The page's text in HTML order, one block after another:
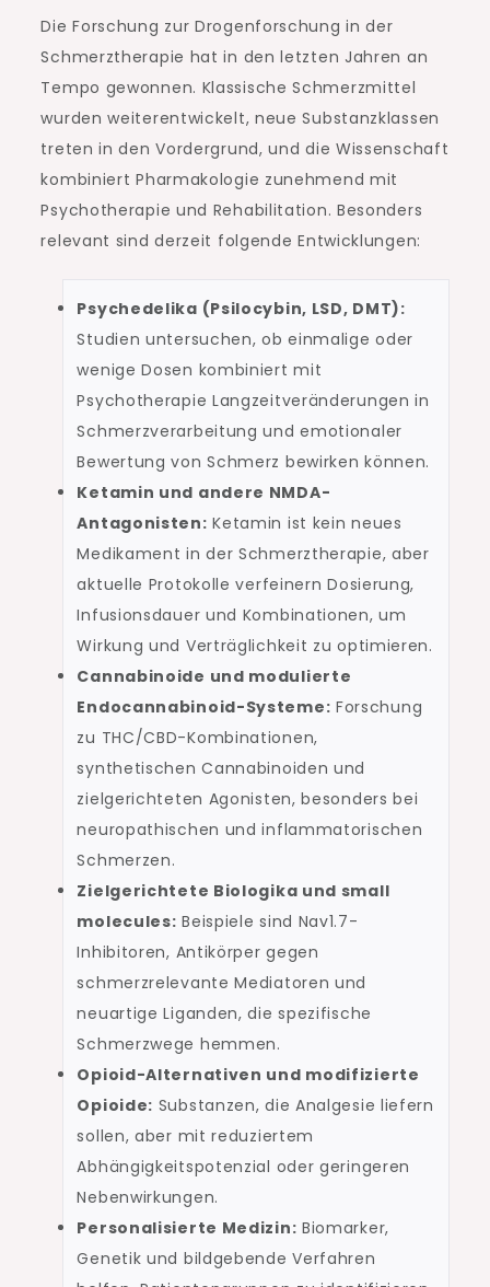
Die Forschung zur Drogenforschung in der
Schmerztherapie hat in den letzten Jahren an
Tempo gewonnen. Klassische Schmerzmittel
wurden weiterentwickelt, neue Substanzklassen
treten in den Vordergrund, und die Wissenschaft
kombiniert Pharmakologie zunehmend mit
Psychotherapie und Rehabilitation. Besonders
relevant sind derzeit folgende Entwicklungen:
Psychedelika (Psilocybin, LSD, DMT):
Studien untersuchen, ob einmalige oder
wenige Dosen kombiniert mit
Psychotherapie Langzeitveränderungen in
Schmerzverarbeitung und emotionaler
Bewertung von Schmerz bewirken können.
Ketamin und andere NMDA-
Antagonisten: Ketamin ist kein neues
Medikament in der Schmerztherapie, aber
aktuelle Protokolle verfeinern Dosierung,
Infusionsdauer und Kombinationen, um
Wirkung und Verträglichkeit zu optimieren.
Cannabinoide und modulierte
Endocannabinoid-Systeme: Forschung
zu THC/CBD-Kombinationen,
synthetischen Cannabinoiden und
zielgerichteten Agonisten, besonders bei
neuropathischen und inflammatorischen
Schmerzen.
Zielgerichtete Biologika und small
molecules: Beispiele sind Nav1.7-
Inhibitoren, Antikörper gegen
schmerzrelevante Mediatoren und
neuartige Liganden, die spezifische
Schmerzwege hemmen.
Opioid-Alternativen und modifizierte
Opioide: Substanzen, die Analgesie liefern
sollen, aber mit reduziertem
Abhängigkeitspotenzial oder geringeren
Nebenwirkungen.
Personalisierte Medizin: Biomarker,
Genetik und bildgebende Verfahren